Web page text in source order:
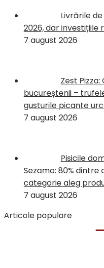
Livrările
2026, dar investițiile
7 august 2026
Zest
bucureștenii –
gusturile picante
7 august 2026
Pisicile
Sezamo: 80%
categorie aleg
7 august 2026
Articole populare